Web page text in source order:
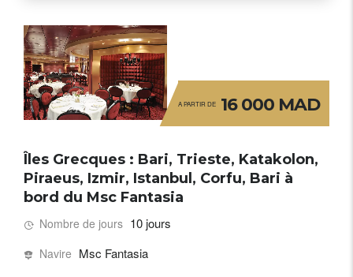
A PARTIR DE 16 000 MAD
Îles Grecques : Bari, Trieste, Katakolon,
Piraeus, Izmir, Istanbul, Corfu, Bari à
bord du Msc Fantasia
Nombre de jours 10 jours
Navire Msc Fantasia